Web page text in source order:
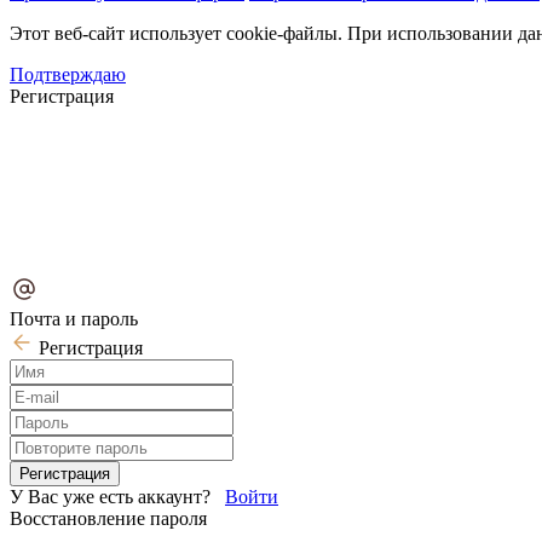
Этот веб-сайт использует cookie-файлы. При использовании
Подтверждаю
Регистрация
Почта и пароль
Регистрация
У Вас уже есть аккаунт? Войти
Восстановление пароля